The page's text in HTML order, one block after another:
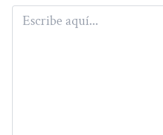
Escribe
aquí...